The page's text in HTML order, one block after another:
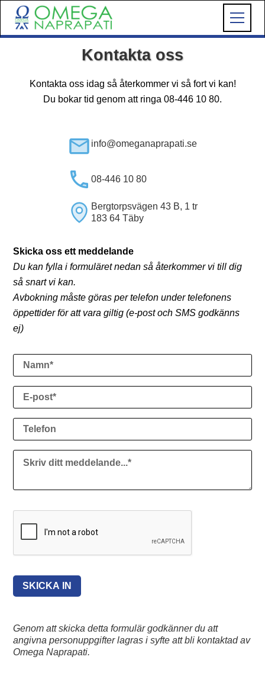
Kontakta oss
Kontakta oss idag så återkommer vi så fort vi kan!
Du bokar tid genom att ringa 08-446 10 80.
info@omeganaprapati.se
08-446 10 80
Bergtorpsvägen 43 B, 1 tr
183 64 Täby
Skicka oss ett meddelande
Du kan fylla i formuläret nedan så återkommer vi till dig
så snart vi kan.
Avbokning måste göras per telefon under telefonens
öppettider för att vara giltig (e-post och SMS godkänns
ej)
Genom att skicka detta formulär godkänner du att
angivna personuppgifter lagras i syfte att bli kontaktad av
Omega Naprapati.